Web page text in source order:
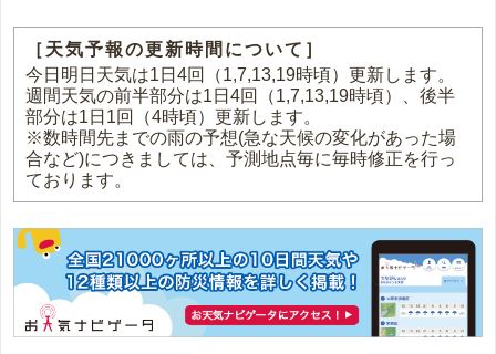
［天気予報の更新時間について］
今日明日天気は1日4回（1,7,13,19時頃）更新します。
週間天気の前半部分は1日4回（1,7,13,19時頃）、後半
部分は1日1回（4時頃）更新します。
※数時間先までの雨の予想(急な天候の変化があった場
合など)につきましては、予測地点毎に毎時修正を行っ
ております。